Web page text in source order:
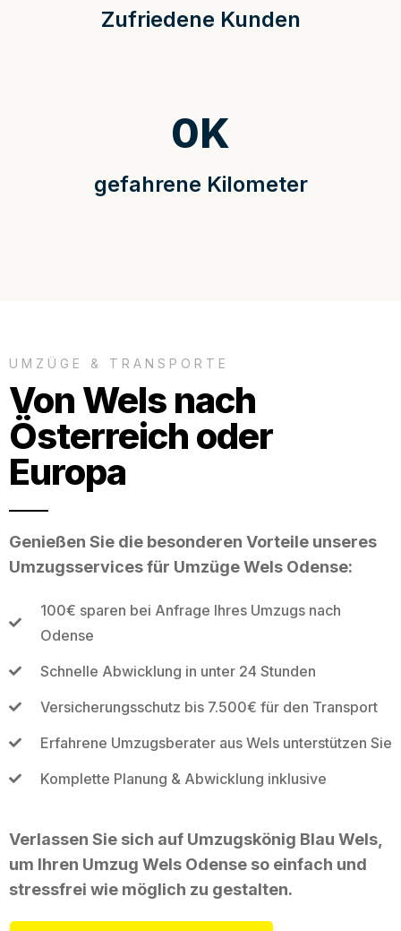
Zufriedene Kunden
gefahrene Kilometer
0K
UMZÜGE & TRANSPORTE
Von Wels nach
Österreich oder
Europa
Genießen Sie die besonderen Vorteile unseres
Umzugsservices für Umzüge Wels Odense:
100€ sparen bei Anfrage Ihres Umzugs nach
Odense
Schnelle Abwicklung in unter 24 Stunden
Versicherungsschutz bis 7.500€ für den Transport
Erfahrene Umzugsberater aus Wels unterstützen Sie
Komplette Planung & Abwicklung inklusive
Verlassen Sie sich auf Umzugskönig Blau Wels,
um Ihren Umzug Wels Odense so einfach und
stressfrei wie möglich zu gestalten.